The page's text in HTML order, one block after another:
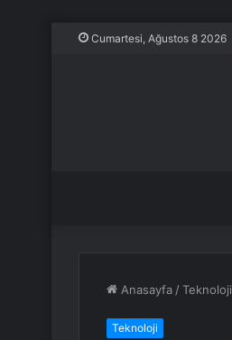
Cumartesi, Ağustos 8 2026
Anasayfa /Teknoloji
Teknoloji